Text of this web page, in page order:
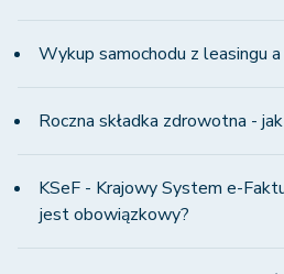
Wykup samochodu z leasingu
Roczna składka zdrowotna -
KSeF - Krajowy System e-
jest obowiązkowy?